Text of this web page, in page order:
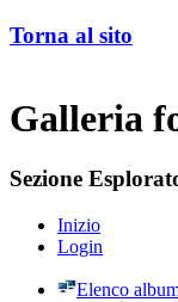
Torna al sito
Galleria
Sezione
Inizio
Login
Elenco